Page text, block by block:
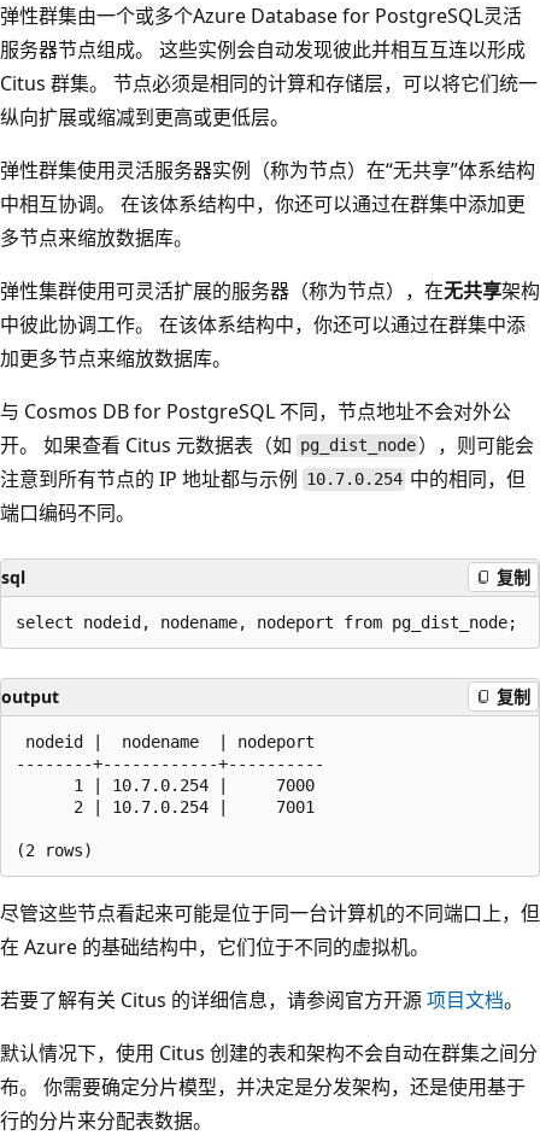
弹性群集由一个或多个Azure Database for PostgreSQL灵活
服务器节点组成。 这些实例会自动发现彼此并相互互连以形成
Citus 群集。 节点必须是相同的计算和存储层，可以将它们统一
纵向扩展或缩减到更高或更低层。
弹性群集使用灵活服务器实例（称为节点）在“无共享”体系结构
中相互协调。 在该体系结构中，你还可以通过在群集中添加更
多节点来缩放数据库。
弹性集群使用可灵活扩展的服务器（称为节点），在无共享架构
中彼此协调工作。 在该体系结构中，你还可以通过在群集中添
加更多节点来缩放数据库。
与 Cosmos DB for PostgreSQL 不同，节点地址不会对外公
开。 如果查看 Citus 元数据表（如 pg_dist_node ），则可能会
注意到所有节点的 IP 地址都与示例 10.7.0.254 中的相同，但
端口编码不同。
sql 复制
output 复制
nodeid |  nodename  | nodeport
--------+------------+----------
      1 | 10.7.0.254 |     7000
      2 | 10.7.0.254 |     7001
尽管这些节点看起来可能是位于同一台计算机的不同端口上，但
在 Azure 的基础结构中，它们位于不同的虚拟机。
若要了解有关 Citus 的详细信息，请参阅官方开源项目文档。
默认情况下，使用 Citus 创建的表和架构不会自动在群集之间分
布。 你需要确定分片模型，并决定是分发架构，还是使用基于
行的分片来分配表数据。